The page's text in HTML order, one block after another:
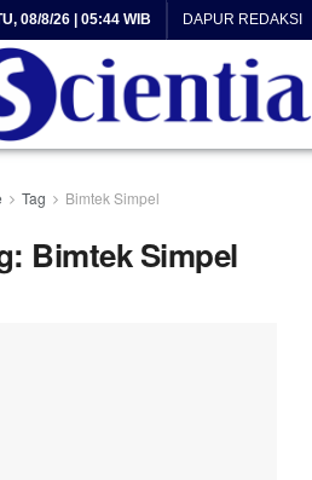
08/8/26 | 05:44 WIB DAPUR REDAKSI
Tag Bimtek Simpel
Bimtek Simpel